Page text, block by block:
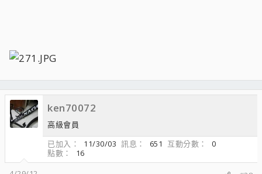
ken70072
高級會員
已加入
11/30/03 訊息 651 互動分數
0
點數
16